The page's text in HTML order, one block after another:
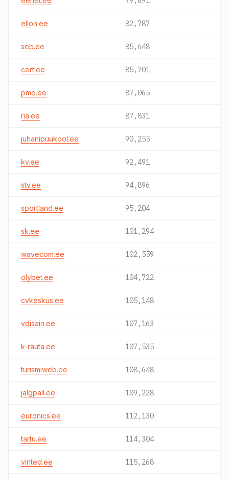
elion.ee 82,787
seb.ee 85,648
cert.ee 85,701
pmo.ee 87,065
ria.ee 87,831
juhanipuukool.ee 90,255
kv.ee 92,491
stv.ee 94,896
sportland.ee 95,204
sk.ee 101,294
wavecom.ee 102,559
olybet.ee 104,722
cvkeskus.ee 105,148
vdisain.ee 107,163
k-rauta.ee 107,535
turismiweb.ee 108,648
jalgpall.ee 109,228
euronics.ee 112,130
tartu.ee 114,304
vinted.ee 115,268